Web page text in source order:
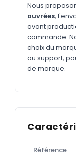
Bureau &
Sacs &
Verres &
Technologie
Nous
ouvrées,
avant
commande.
choix du
au support,
de marque.
Référence